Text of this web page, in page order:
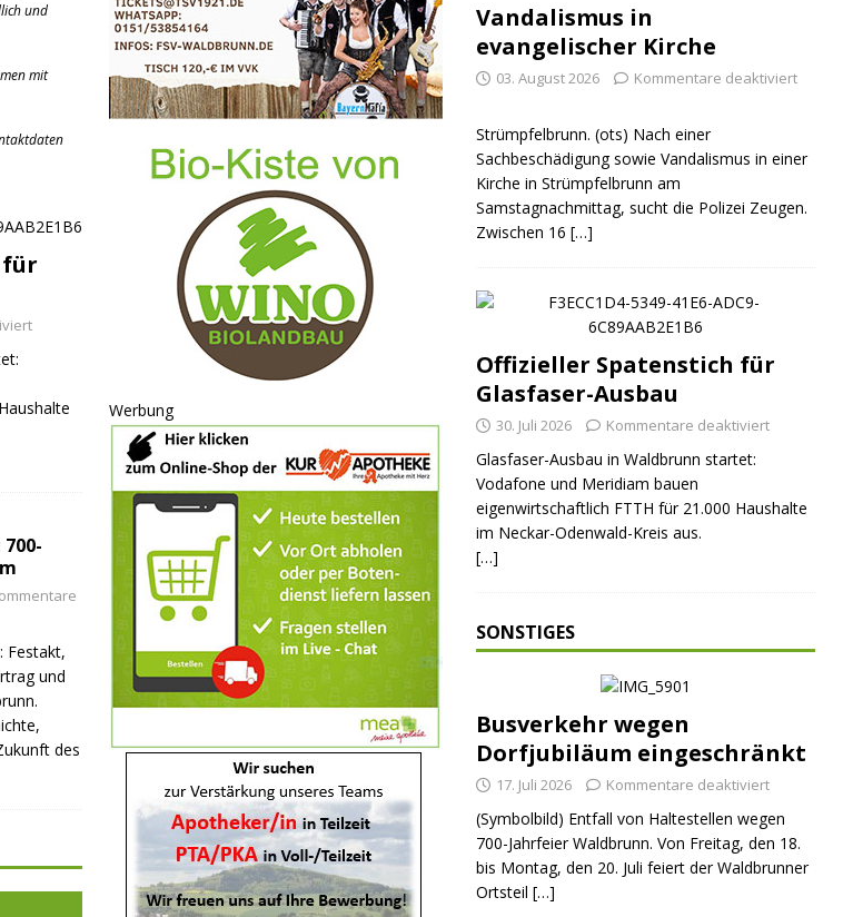
und
mit
Festakt,
und
des
Werbung
Vandalismus in
evangelischer Kirche
03. August 2026 Kommentare deaktiviert
Strümpfelbrunn. (ots) Nach einer
Sachbeschädigung sowie Vandalismus in einer
Kirche in Strümpfelbrunn am
Samstagnachmittag, sucht die Polizei Zeugen.
Zwischen 16 […]
Offizieller Spatenstich für
Glasfaser-Ausbau
30. Juli 2026 Kommentare deaktiviert
Glasfaser-Ausbau in Waldbrunn startet:
Vodafone und Meridiam bauen
eigenwirtschaftlich FTTH für 21.000 Haushalte
im Neckar-Odenwald-Kreis aus.
[…]
SONSTIGES
Busverkehr wegen
Dorfjubiläum eingeschränkt
17. Juli 2026 Kommentare deaktiviert
(Symbolbild) Entfall von Haltestellen wegen
700-Jahrfeier Waldbrunn. Von Freitag, den 18.
bis Montag, den 20. Juli feiert der Waldbrunner
Ortsteil […]